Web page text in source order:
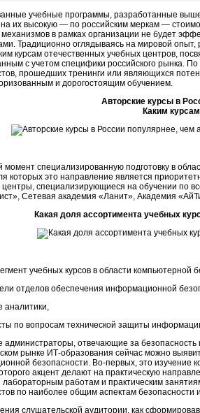
учебные программы, разработанные
их высокую — по российским меркам —
в рамках организации не будет
Традиционно оглядываясь на мировой опыт,
курсам отечественных учебных центров,
с учетом специфики российского рынка.
прошедших тренинги или являющихся
и дорогостоящим обучением.
Авторские курсы в
Каким
момент специализированную подготовку в
которых это направление является
специализирующиеся на обучении по
Сетевая академия «Ланит», Академия
Какая доля ассортимента учебных
учебных курсов в области компьютерной
отделов обеспечения информационной
аналитики,
по вопросам технической защиты
администраторы, отвечающие за безопасность
рынке ИТ-образования сейчас можно
безопасности. Во-первых, это изучение
акцент делают на практическую
лабораторным работам и практическим
по наиболее общим аспектам безопасности
слушательской аудитории, как